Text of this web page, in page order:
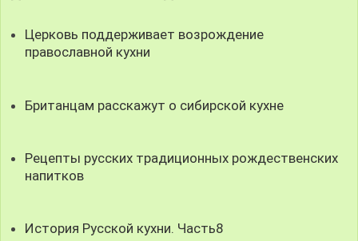
Церковь поддерживает возрождение
православной кухни
Британцам расскажут о сибирской кухне
Рецепты русских традиционных рождественских
напитков
История Русской кухни. Часть8